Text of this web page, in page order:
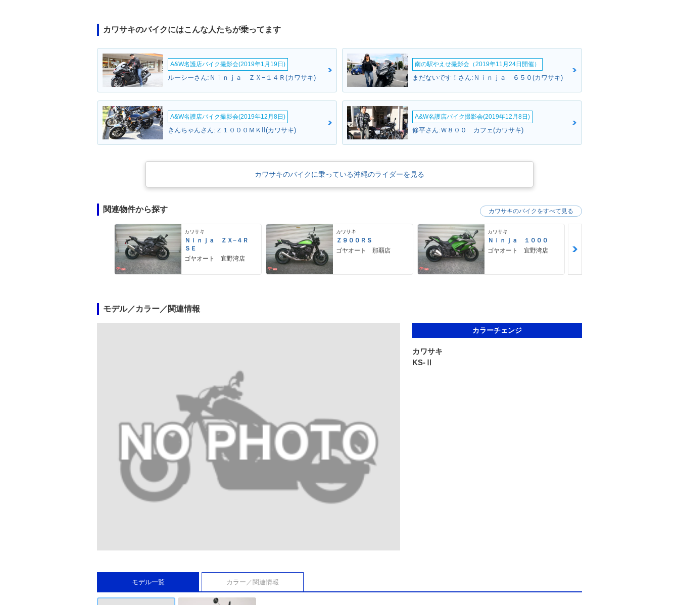
カワサキのバイクにはこんな人たちが乗ってます
A&W名護店バイク撮影会(2019年1月19日)
ルーシーさん:Ｎｉｎｊａ ＺＸ−１４Ｒ(カワサキ)
南の駅やえせ撮影会（2019年11月24日開催）
まだないです！さん:Ｎｉｎｊａ ６５０(カワサキ)
A&W名護店バイク撮影会(2019年12月8日)
きんちゃんさん:Ｚ１０００ＭＫII(カワサキ)
A&W名護店バイク撮影会(2019年12月8日)
修平さん:Ｗ８００ カフェ(カワサキ)
カワサキのバイクに乗っている沖縄のライダーを見る
関連物件から探す
カワサキ
Ｎｉｎｊａ ＺＸ−４Ｒ
ＳＥ
ゴヤオート 宜野湾店
カワサキ
Ｚ９００ＲＳ
ゴヤオート 那覇店
カワサキ
Ｎｉｎｊａ １０００
ゴヤオート 宜野湾店
カワサキのバイクをすべて見る
モデル／カラー／関連情報
カラーチェンジ
カワサキ
KS-Ⅱ
モデル一覧 カラー／関連情報